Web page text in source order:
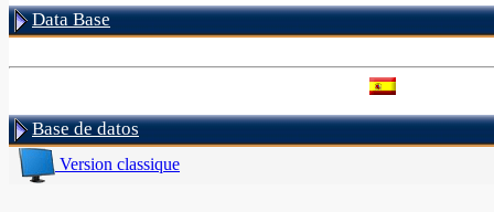
Data Base
Base de datos
Version classique